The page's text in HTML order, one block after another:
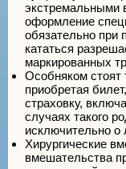
экстремальными
оформление
обязательно при
кататься
маркированных
Особняком стоят
приобретая
страховку,
случаях такого
исключительно о
Хирургические
вмешательства